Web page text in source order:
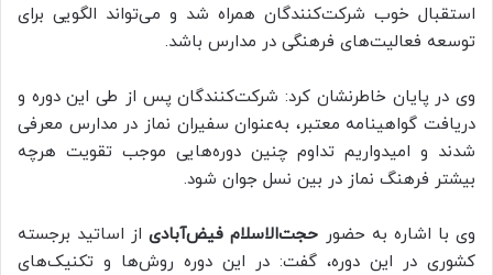
استقبال خوب شرکت‌کنندگان همراه شد و می‌تواند الگویی برای
توسعه فعالیت‌های فرهنگی در مدارس باشد.
وی در پایان خاطرنشان کرد: شرکت‌کنندگان پس از طی این دوره و
دریافت گواهینامه معتبر، به‌عنوان سفیران نماز در مدارس معرفی
شدند و امیدواریم تداوم چنین دوره‌هایی موجب تقویت هرچه
بیشتر فرهنگ نماز در بین نسل جوان شود.
وی با اشاره به حضور حجت‌الاسلام فیض‌آبادیاز اساتید برجسته
کشوری در این دوره، گفت: در این دوره روش‌ها و تکنیک‌های